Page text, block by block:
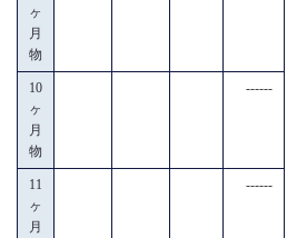
ヶ
月
物
10
ヶ
月
物
------
11
ヶ
月
------